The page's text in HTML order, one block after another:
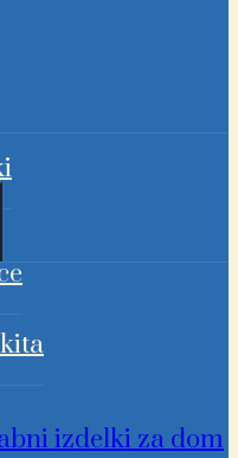
izdelki za dom